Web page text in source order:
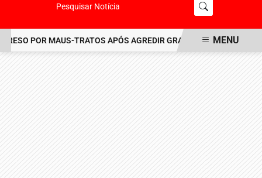
Pesquisar Notícia
POR MAUS-TRATOS APÓS AGREDIR GRAVEMENTE CACHORRO
MENU